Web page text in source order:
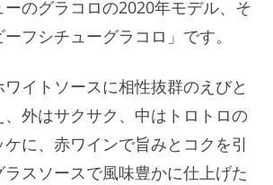
のグラコロの2020年モデル、そ
フシチューグラコロ」です。
イトソースに相性抜群のえびと
外はサクサク、中はトロトロの
に、赤ワインで旨みとコクを引
スソースで風味豊かに仕上げた